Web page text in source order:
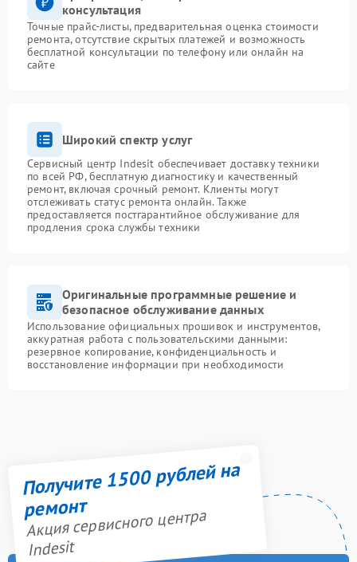
консультация
Точные прайс-листы, предварительная оценка стоимости
ремонта, отсутствие скрытых платежей и возможность
бесплатной консультации по телефону или онлайн на
сайте
Широкий спектр услуг
Сервисный центр Indesit обеспечивает доставку техники
по всей РФ, бесплатную диагностику и качественный
ремонт, включая срочный ремонт. Клиенты могут
отслеживать статус ремонта онлайн. Также
предоставляется постгарантийное обслуживание для
продления срока службы техники
Оригинальные программные решение и
безопасное обслуживание данных
Использование официальных прошивок и инструментов,
аккуратная работа с пользовательскими данными:
резервное копирование, конфиденциальность и
восстановление информации при необходимости
Получите 1500 рублей на
ремонт
Акция сервисного центра
Indesit